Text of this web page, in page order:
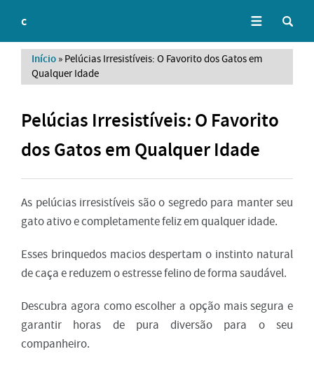
c
Início » Pelúcias Irresistíveis: O Favorito dos Gatos em
Qualquer Idade
Pelúcias Irresistíveis: O Favorito
dos Gatos em Qualquer Idade
As pelúcias irresistíveis são o segredo para manter seu
gato ativo e completamente feliz em qualquer idade.
Esses brinquedos macios despertam o instinto natural
de caça e reduzem o estresse felino de forma saudável.
Descubra agora como escolher a opção mais segura e
garantir horas de pura diversão para o seu
companheiro.